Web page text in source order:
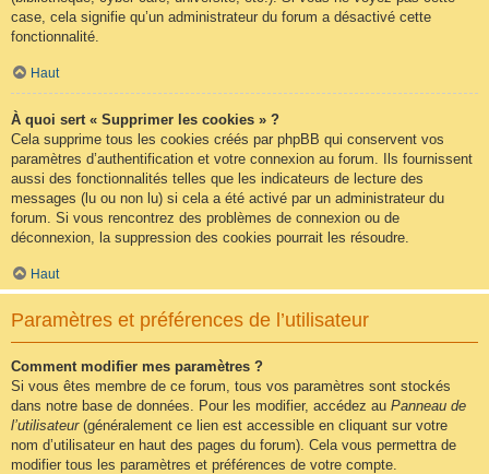
case, cela signifie qu’un administrateur du forum a désactivé cette
fonctionnalité.
Haut
À quoi sert « Supprimer les cookies » ?
Cela supprime tous les cookies créés par phpBB qui conservent vos
paramètres d’authentification et votre connexion au forum. Ils fournissent
aussi des fonctionnalités telles que les indicateurs de lecture des
messages (lu ou non lu) si cela a été activé par un administrateur du
forum. Si vous rencontrez des problèmes de connexion ou de
déconnexion, la suppression des cookies pourrait les résoudre.
Haut
Paramètres et préférences de l’utilisateur
Comment modifier mes paramètres ?
Si vous êtes membre de ce forum, tous vos paramètres sont stockés
dans notre base de données. Pour les modifier, accédez au Panneau de
l’utilisateur(généralement ce lien est accessible en cliquant sur votre
nom d’utilisateur en haut des pages du forum). Cela vous permettra de
modifier tous les paramètres et préférences de votre compte.